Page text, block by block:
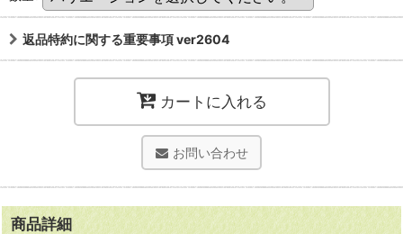
返品特約に関する重要事項 ver2604
カートに入れる
お問い合わせ
商品詳細